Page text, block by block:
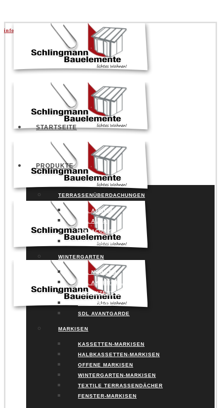
info@schlingmann.org |+49 5141 957730
STARTSEITE
PRODUKTE
TERRASSENÜBERDACHUNGEN
SDL ATRIUM
SDL AURA
SDL ACUBIS
SDL ALERIO
WINTERGARTEN
SDL NOBILES
SDL AKZENT PLUS
SDL AKZENT VISION
SDL AVALIS
SDL AVANTGARDE
MARKISEN
KASSETTEN-MARKISEN
HALBKASSETTEN-MARKISEN
OFFENE MARKISEN
WINTERGARTEN-MARKISEN
TEXTILE TERRASSENDÄCHER
FENSTER-MARKISEN